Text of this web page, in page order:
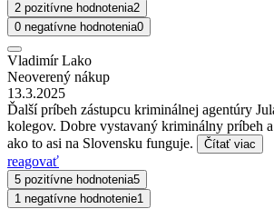
2 pozitívne hodnotenia2
0 negatívne hodnotenia0
Vladimír Lako
Neoverený nákup
13.3.2025
Ďalší príbeh zástupcu kriminálnej agentúry
kolegov. Dobre vystavaný kriminálny príbeh
ako to asi na Slovensku funguje.
Čítať viac
reagovať
5 pozitívne hodnotenia5
1 negatívne hodnotenie1